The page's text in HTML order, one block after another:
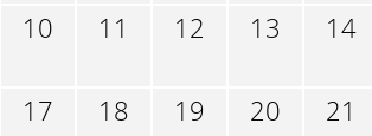
10 11 12 13 14
17 18 19 20 21